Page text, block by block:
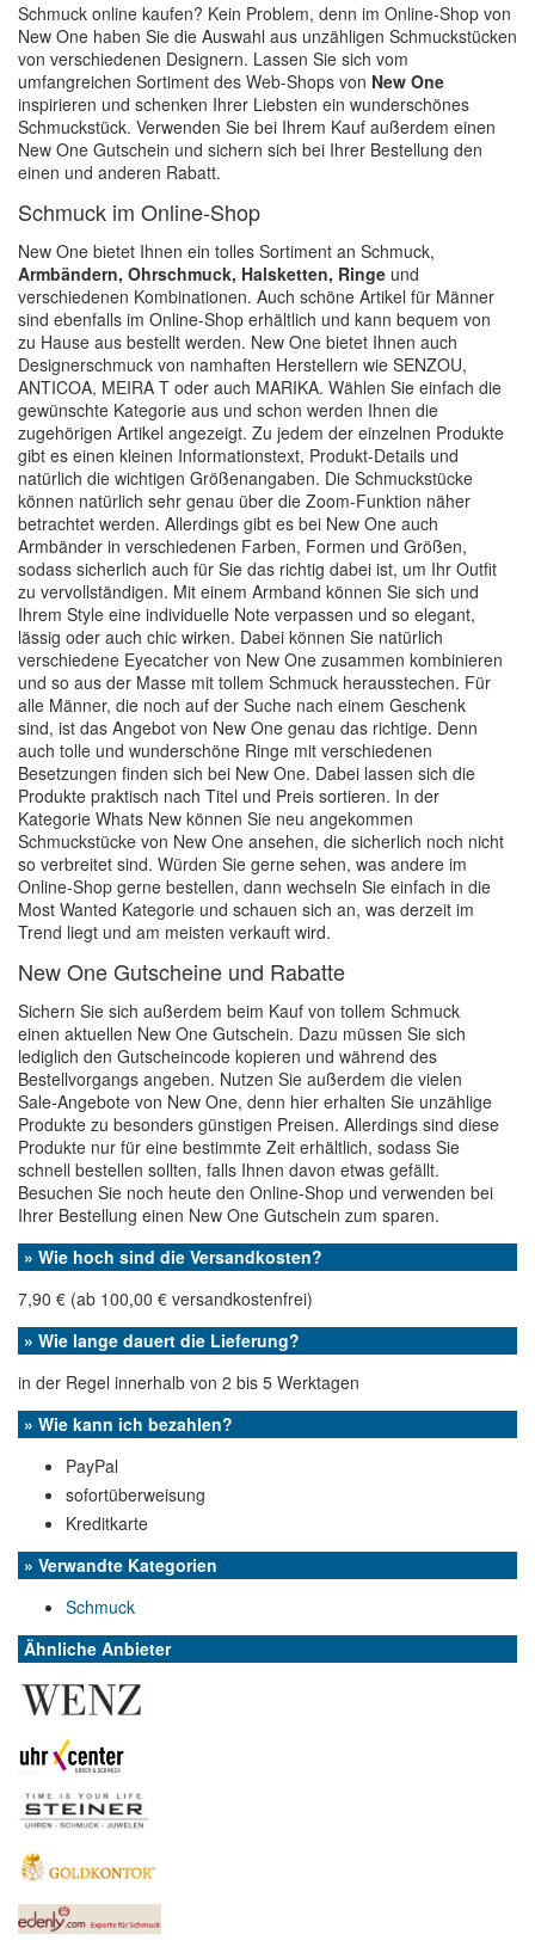
Schmuck online kaufen? Kein Problem, denn im Online-Shop von
New One haben Sie die Auswahl aus unzähligen Schmuckstücken
von verschiedenen Designern. Lassen Sie sich vom
umfangreichen Sortiment des Web-Shops von New One
inspirieren und schenken Ihrer Liebsten ein wunderschönes
Schmuckstück. Verwenden Sie bei Ihrem Kauf außerdem einen
New One Gutschein und sichern sich bei Ihrer Bestellung den
einen und anderen Rabatt.
Schmuck im Online-Shop
New One bietet Ihnen ein tolles Sortiment an Schmuck,
Armbändern, Ohrschmuck, Halsketten, Ringe und
verschiedenen Kombinationen. Auch schöne Artikel für Männer
sind ebenfalls im Online-Shop erhältlich und kann bequem von
zu Hause aus bestellt werden. New One bietet Ihnen auch
Designerschmuck von namhaften Herstellern wie SENZOU,
ANTICOA, MEIRA T oder auch MARIKA. Wählen Sie einfach die
gewünschte Kategorie aus und schon werden Ihnen die
zugehörigen Artikel angezeigt. Zu jedem der einzelnen Produkte
gibt es einen kleinen Informationstext, Produkt-Details und
natürlich die wichtigen Größenangaben. Die Schmuckstücke
können natürlich sehr genau über die Zoom-Funktion näher
betrachtet werden. Allerdings gibt es bei New One auch
Armbänder in verschiedenen Farben, Formen und Größen,
sodass sicherlich auch für Sie das richtig dabei ist, um Ihr Outfit
zu vervollständigen. Mit einem Armband können Sie sich und
Ihrem Style eine individuelle Note verpassen und so elegant,
lässig oder auch chic wirken. Dabei können Sie natürlich
verschiedene Eyecatcher von New One zusammen kombinieren
und so aus der Masse mit tollem Schmuck herausstechen. Für
alle Männer, die noch auf der Suche nach einem Geschenk
sind, ist das Angebot von New One genau das richtige. Denn
auch tolle und wunderschöne Ringe mit verschiedenen
Besetzungen finden sich bei New One. Dabei lassen sich die
Produkte praktisch nach Titel und Preis sortieren. In der
Kategorie Whats New können Sie neu angekommen
Schmuckstücke von New One ansehen, die sicherlich noch nicht
so verbreitet sind. Würden Sie gerne sehen, was andere im
Online-Shop gerne bestellen, dann wechseln Sie einfach in die
Most Wanted Kategorie und schauen sich an, was derzeit im
Trend liegt und am meisten verkauft wird.
New One Gutscheine und Rabatte
Sichern Sie sich außerdem beim Kauf von tollem Schmuck
einen aktuellen New One Gutschein. Dazu müssen Sie sich
lediglich den Gutscheincode kopieren und während des
Bestellvorgangs angeben. Nutzen Sie außerdem die vielen
Sale-Angebote von New One, denn hier erhalten Sie unzählige
Produkte zu besonders günstigen Preisen. Allerdings sind diese
Produkte nur für eine bestimmte Zeit erhältlich, sodass Sie
schnell bestellen sollten, falls Ihnen davon etwas gefällt.
Besuchen Sie noch heute den Online-Shop und verwenden bei
Ihrer Bestellung einen New One Gutschein zum sparen.
» Wie hoch sind die Versandkosten?
7,90 € (ab 100,00 € versandkostenfrei)
» Wie lange dauert die Lieferung?
in der Regel innerhalb von 2 bis 5 Werktagen
» Wie kann ich bezahlen?
PayPal
sofortüberweisung
Kreditkarte
» Verwandte Kategorien
Schmuck
Ähnliche Anbieter